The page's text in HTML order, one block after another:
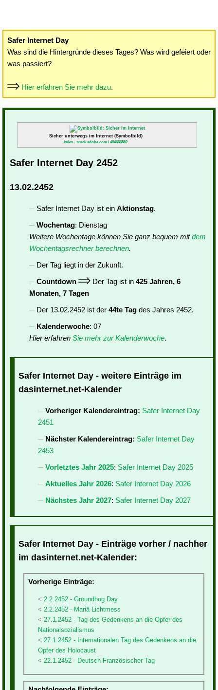
Safer Internet Day
Was sind die Hintergründe dieses Tages? Was wird gefeiert oder
was passiert?
Hier erfahren Sie mehr dazu.
Sicher unterwegs im Internet (Symbolbild)
kelvn - stock.adobe.com / 484633562
Safer Internet Day 2452
13.02.2452
Safer Internet Day ist ein Aktionstag.
Wochentag: Dienstag
Weitere Wochentage können Sie ganz bequem mitdem
Wochentagsrechner berechnen.
Der Tag liegt in der Zukunft.
Countdown
Der Tag ist in 425 Jahren, 6
Monaten, 7 Tagen
Der 13.02.2452 ist der 44te Tag des Jahres 2452.
Kalenderwoche: 07
Hier erfahren Sie mehr zur Kalenderwoche.
Safer Internet Day - weitere Einträge im
dasinternet.net-Kalender
Vorheriger Kalendereintrag: Safer Internet Day
2451
Nächster Kalendereintrag: Safer Internet Day
2453
Vorletztes Jahr 2025: Safer Internet Day 2025
Aktuelles Jahr 2026: Safer Internet Day 2026
Nächstes Jahr 2027: Safer Internet Day 2027
Safer Internet Day - Einträge vorher / nachher
im dasinternet.net-Kalender:
Vorherige Einträge:
2.2.2452 - Groundhog Day
2.2.2452 - Mariä Lichtmess
27.1.2452 - Tag des Gedenkens an die Opfer des
Nationalsozialismus
27.1.2452 - Internationalen Tag des Gedenkens an die
Opfer des Holocaust
22.1.2452 - Deutsch-Französischer Tag